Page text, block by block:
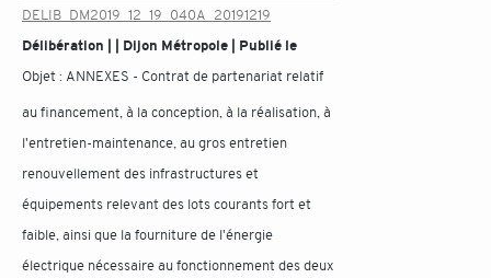
DELIB_DM2019_12_19_040A_20191219
Délibération | | Dijon Métropole | Publié le
Objet : ANNEXES - Contrat de partenariat relatif
au financement, à la conception, à la réalisation, à
l'entretien-maintenance, au gros entretien
renouvellement des infrastructures et
équipements relevant des lots courants fort et
faible, ainsi que la fourniture de l'énergie
électrique nécessaire au fonctionnement des deux